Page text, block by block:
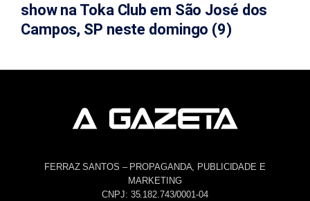
show na Toka Club em São José dos
Campos, SP neste domingo (9)
FERRAZ SANTOS – PROPAGANDA, PUBLICIDADE E
MARKETING
CNPJ: 35.182.743/0001-04